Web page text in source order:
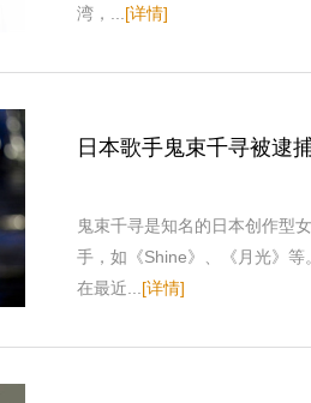
湾，... [详情]
日本歌手鬼束千寻被逮
鬼束千寻是知名的日本创作型
手，如《Shine》、《月光》
在最近... [详情]